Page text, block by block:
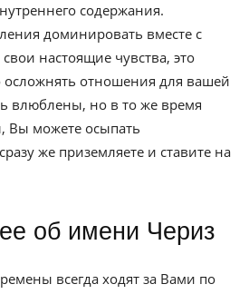
содержания.
доминировать вместе с
настоящие чувства, это
отношения для вашей
влюблены, но в то же время
Вы можете осыпать
же приземляете и ставите на
об имени Чериз
всегда ходят за Вами по